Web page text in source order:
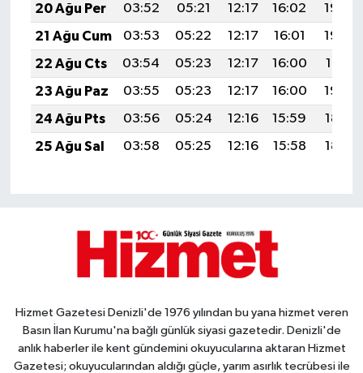
20 Ağu Per
03:52 05:21 12:17 16:02
19:04
21 Ağu Cum
03:53 05:22 12:17 16:01
19:03
22 Ağu Cts
03:54 05:23 12:17 16:00
19:01
23 Ağu Paz
03:55 05:23 12:17 16:00
19:00
24 Ağu Pts
03:56 05:24 12:16 15:59
18:58
25 Ağu Sal
03:58 05:25 12:16 15:58 18:57
Hizmet Gazetesi Denizli'de 1976 yılından bu yana hizmet veren
Basın İlan Kurumu'na bağlı günlük siyasi gazetedir. Denizli'de
anlık haberler ile kent gündemini okuyucularına aktaran Hizmet
Gazetesi; okuyucularından aldığı güçle, yarım asırlık tecrübesi ile